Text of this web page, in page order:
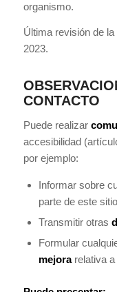
organismo.
Última revisión de
2023.
CONTACTO
Puede realizar
accesibilidad
por ejemplo:
Informar sobre
parte de este
Transmitir otras
Formular
mejora relativa